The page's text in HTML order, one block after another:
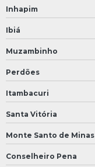
Inhapim
Ibiá
Muzambinho
Perdões
Itambacuri
Santa Vitória
Monte Santo de Minas
Conselheiro Pena